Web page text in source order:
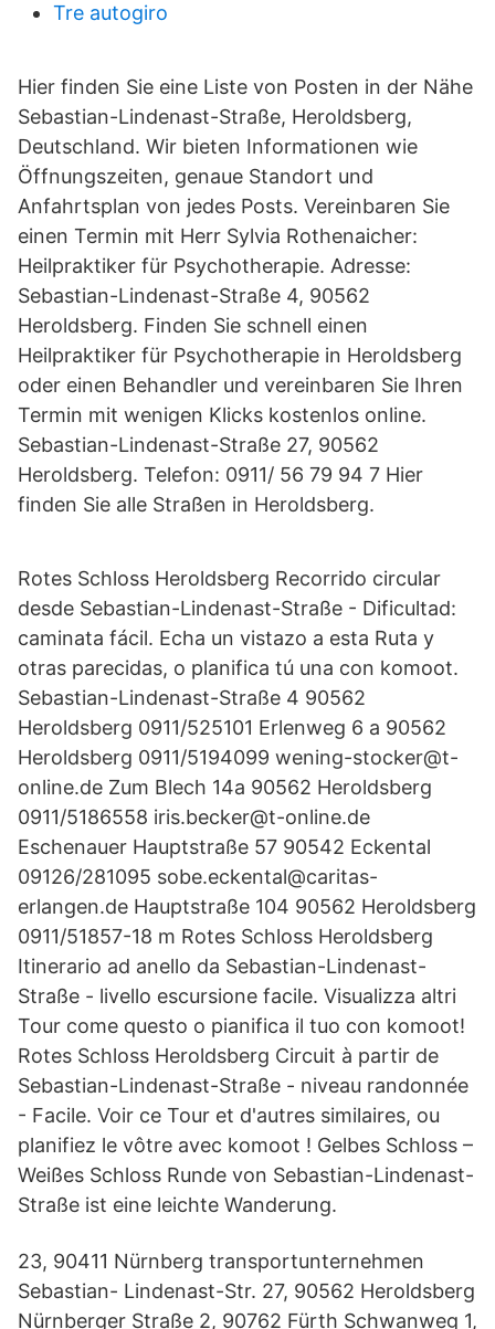
Tre autogiro
Hier finden Sie eine Liste von Posten in der Nähe
Sebastian-Lindenast-Straße, Heroldsberg,
Deutschland. Wir bieten Informationen wie
Öffnungszeiten, genaue Standort und
Anfahrtsplan von jedes Posts. Vereinbaren Sie
einen Termin mit Herr Sylvia Rothenaicher:
Heilpraktiker für Psychotherapie. Adresse:
Sebastian-Lindenast-Straße 4, 90562
Heroldsberg. Finden Sie schnell einen
Heilpraktiker für Psychotherapie in Heroldsberg
oder einen Behandler und vereinbaren Sie Ihren
Termin mit wenigen Klicks kostenlos online.
Sebastian-Lindenast-Straße 27, 90562
Heroldsberg. Telefon: 0911/ 56 79 94 7 Hier
finden Sie alle Straßen in Heroldsberg.
Rotes Schloss Heroldsberg Recorrido circular
desde Sebastian-Lindenast-Straße - Dificultad:
caminata fácil. Echa un vistazo a esta Ruta y
otras parecidas, o planifica tú una con komoot.
Sebastian-Lindenast-Straße 4 90562
Heroldsberg 0911/525101 Erlenweg 6 a 90562
Heroldsberg 0911/5194099 wening-stocker@t-
online.de Zum Blech 14a 90562 Heroldsberg
0911/5186558 iris.becker@t-online.de
Eschenauer Hauptstraße 57 90542 Eckental
09126/281095 sobe.eckental@caritas-
erlangen.de Hauptstraße 104 90562 Heroldsberg
0911/51857-18 m Rotes Schloss Heroldsberg
Itinerario ad anello da Sebastian-Lindenast-
Straße - livello escursione facile. Visualizza altri
Tour come questo o pianifica il tuo con komoot!
Rotes Schloss Heroldsberg Circuit à partir de
Sebastian-Lindenast-Straße - niveau randonnée
- Facile. Voir ce Tour et d'autres similaires, ou
planifiez le vôtre avec komoot ! Gelbes Schloss –
Weißes Schloss Runde von Sebastian-Lindenast-
Straße ist eine leichte Wanderung.
23, 90411 Nürnberg transportunternehmen
Sebastian- Lindenast-Str. 27, 90562 Heroldsberg
Nürnberger Straße 2, 90762 Fürth Schwanweg 1,